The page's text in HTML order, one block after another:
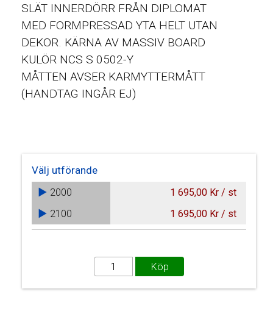
SLÄT INNERDÖRR FRÅN DIPLOMAT
MED FORMPRESSAD YTA HELT UTAN
DEKOR. KÄRNA AV MASSIV BOARD
KULÖR NCS S 0502-Y
MÅTTEN AVSER KARMYTTERMÅTT
(HANDTAG INGÅR EJ)
Välj utförande
2000
1 695,00 Kr / st
2100
1 695,00 Kr / st